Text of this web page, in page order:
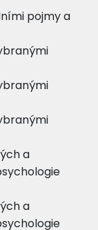
pojmy a
a
a